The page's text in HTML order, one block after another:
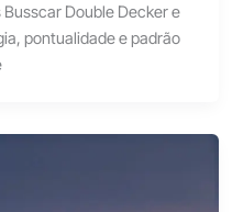
Double Decker e
pontualidade e padrão